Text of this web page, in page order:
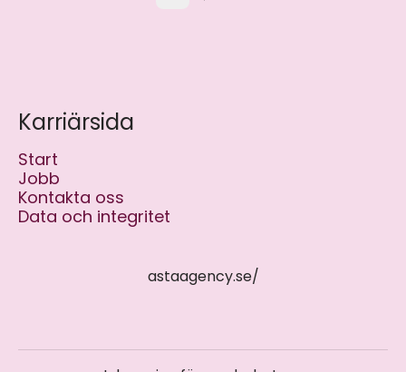
Karriärsida
Start
Jobb
Kontakta oss
Data och integritet
astaagency.se/